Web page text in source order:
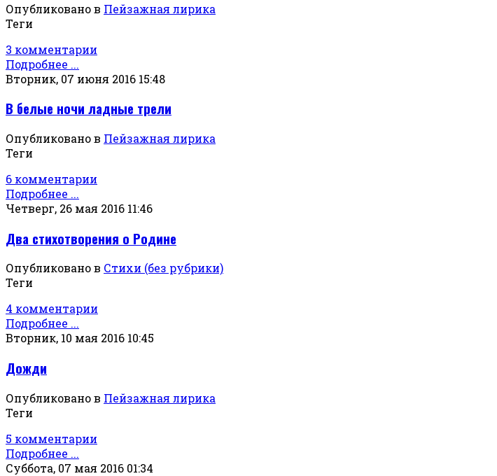
Опубликовано в Пейзажная лирика
Теги
3 комментарии
Подробнее ...
Вторник, 07 июня 2016 15:48
В белые ночи ладные трели
Опубликовано в Пейзажная лирика
Теги
6 комментарии
Подробнее ...
Четверг, 26 мая 2016 11:46
Два стихотворения о Родине
Опубликовано в Стихи (без рубрики)
Теги
4 комментарии
Подробнее ...
Вторник, 10 мая 2016 10:45
Дожди
Опубликовано в Пейзажная лирика
Теги
5 комментарии
Подробнее ...
Суббота, 07 мая 2016 01:34